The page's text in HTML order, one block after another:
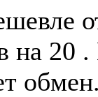
на 20